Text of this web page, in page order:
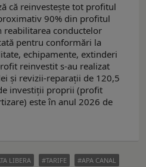
că reinvestește tot profitul
90% din profitul
reabilitarea conductelor
pentru conformări la
echipamente, extinderi
reinvestit s-au realizat
și revizii-reparații de 120,5
investiții proprii (profit
este în anul 2026 de
LIBERA TARIFE APA CANAL